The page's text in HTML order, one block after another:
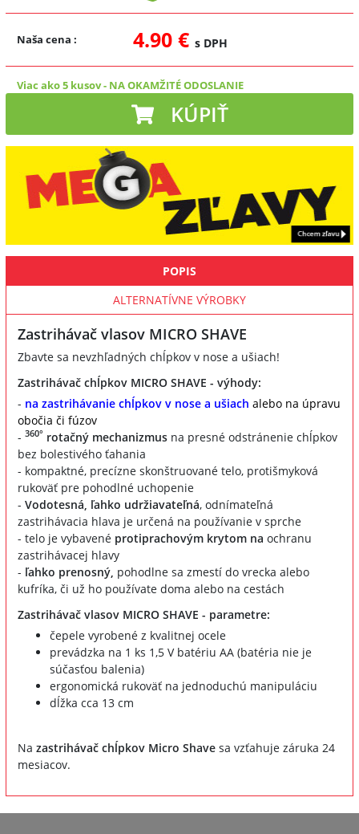
Naša cena : 4.90 € s DPH
Viac ako 5 kusov- NA OKAMŽITÉ ODOSLANIE
KÚPIŤ
POPIS
ALTERNATÍVNE VÝROBKY
Zastrihávač vlasov MICRO SHAVE
Zbavte sa nevzhľadných chĺpkov v nose a ušiach!
Zastrihávač chĺpkov MICRO SHAVE - výhody:
- na zastrihávanie chĺpkov v nose a ušiach alebo na úpravu
obočia či fúzov
- 360° rotačný mechanizmus na presné odstránenie chĺpkov
bez bolestivého ťahania
- kompaktné, precízne skonštruované telo, protišmyková
rukoväť pre pohodlné uchopenie
- Vodotesná, ľahko udržiavateľná, odnímateľná
zastrihávacia hlava je určená na používanie v sprche
- telo je vybavené protiprachovým krytom na ochranu
zastrihávacej hlavy
- ľahko prenosný, pohodlne sa zmestí do vrecka alebo
kufríka, či už ho používate doma alebo na cestách
Zastrihávač vlasov MICRO SHAVE - parametre:
čepele vyrobené z kvalitnej ocele
prevádzka na 1 ks 1,5 V batériu AA (batéria nie je
súčasťou balenia)
ergonomická rukoväť na jednoduchú manipuláciu
dĺžka cca 13 cm
Na zastrihávač chĺpkov Micro Shave sa vzťahuje záruka 24
mesiacov.